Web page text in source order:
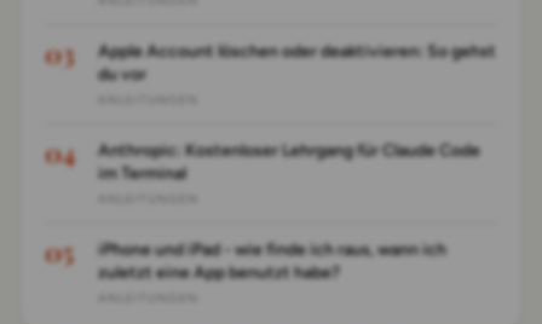
Apple Account löschen oder deaktivieren: So gehst
du vor
Anthropic: Kostenloser Lehrgang für Claude Code
im Terminal
iPhone und iPad - wie finde ich raus, wann ich
zuletzt eine App benutzt habe?